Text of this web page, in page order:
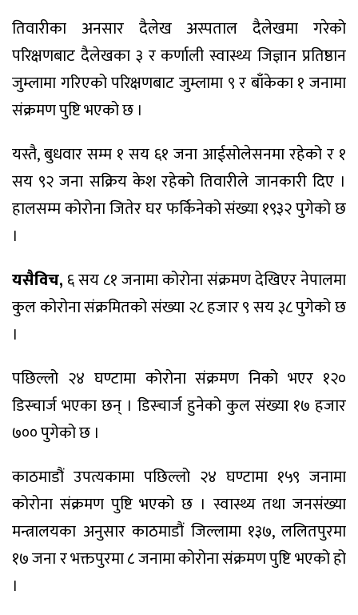
तिवारीका अनसार दैलेख अस्पताल दैलेखमा गरेको
परिक्षणबाट दैलेखका ३ र कर्णाली स्वास्थ्य जिज्ञान प्रतिष्ठान
जुम्लामा गरिएको परिक्षणबाट जुम्लामा ९ र बाँकेका १ जनामा
संक्रमण पुष्टि भएको छ ।
यस्तै,बुधवार सम्म १ सय ६१ जना आईसोलेसनमा रहेको र १
सय ९२ जना सक्रिय केश रहेको तिवारीले जानकारी दिए ।
हालसम्म कोरोना जितेर घर फर्किनेको संख्या १९३२ पुगेको छ
।
यसैविच, ६ सय ८१ जनामा कोरोना संक्रमण देखिएर नेपालमा
कुल कोरोना संक्रमितको संख्या २८ हजार ९ सय ३८ पुगेको छ
।
पछिल्लो २४ घण्टामा कोरोना संक्रमण निको भएर १२०
डिस्चार्ज भएका छन् । डिस्चार्ज हुनेको कुल संख्या १७ हजार
७०० पुगेको छ ।
काठमाडौं उपत्यकामा पछिल्लो २४ घण्टामा १५९ जनामा
कोरोना संक्रमण पुष्टि भएको छ । स्वास्थ्य तथा जनसंख्या
मन्त्रालयका अनुसार काठमाडौं जिल्लामा १३७, ललितपुरमा
१७ जना र भक्तपुरमा ८ जनामा कोरोना संक्रमण पुष्टि भएको हो
।